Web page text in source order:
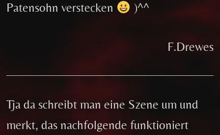
Patensohn verstecken
)^^
F.Drewes
Tja da schreibt man eine Szene um und
merkt, das nachfolgende funktioniert